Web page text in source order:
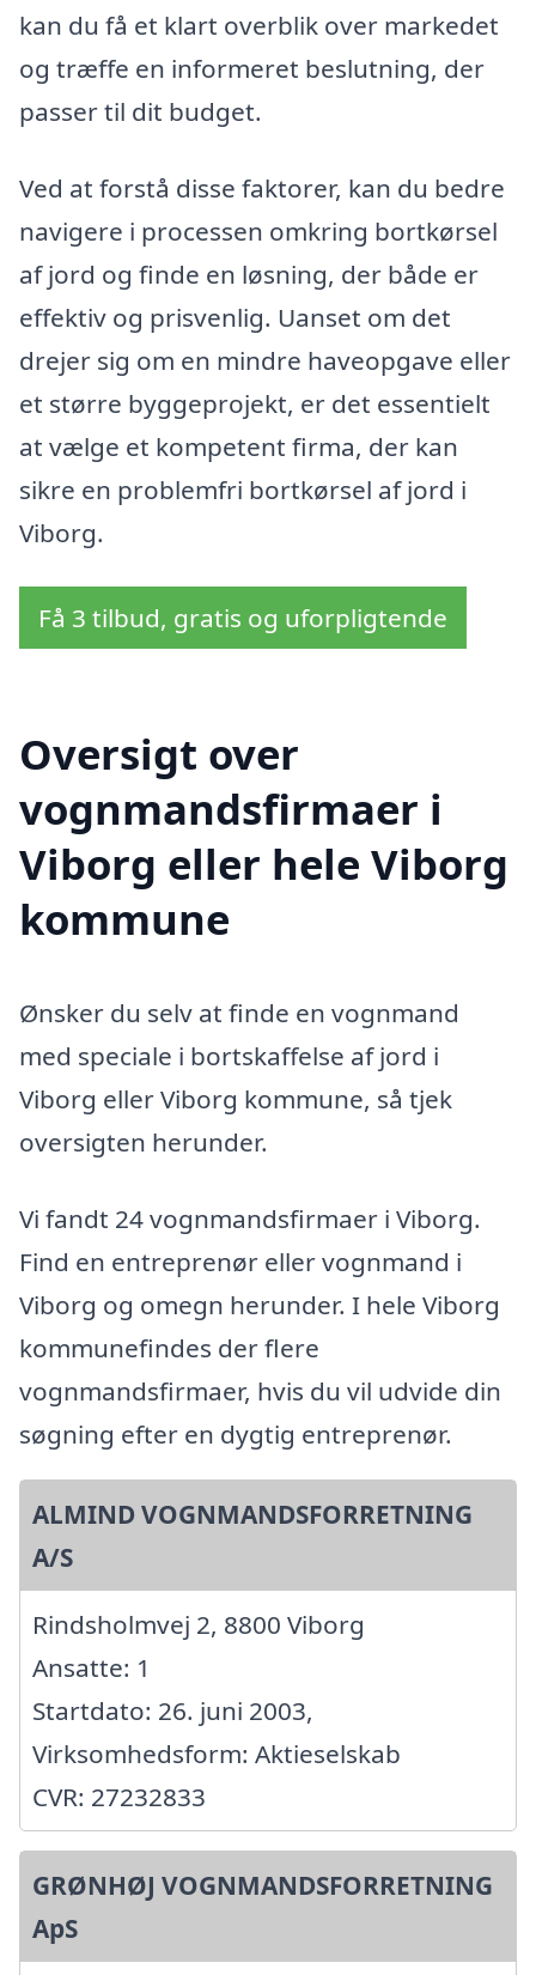
kan du få et klart overblik over markedet
og træffe en informeret beslutning, der
passer til dit budget.
Ved at forstå disse faktorer, kan du bedre
navigere i processen omkring bortkørsel
af jord og finde en løsning, der både er
effektiv og prisvenlig. Uanset om det
drejer sig om en mindre haveopgave eller
et større byggeprojekt, er det essentielt
at vælge et kompetent firma, der kan
sikre en problemfri bortkørsel af jord i
Viborg.
Få 3 tilbud, gratis og uforpligtende
Oversigt over
vognmandsfirmaer i
Viborg eller hele Viborg
kommune
Ønsker du selv at finde en vognmand
med speciale i bortskaffelse af jord i
Viborg eller Viborg kommune, så tjek
oversigten herunder.
Vi fandt 24 vognmandsfirmaer i Viborg.
Find en entreprenør eller vognmand i
Viborg og omegn herunder. I hele Viborg
kommunefindes der flere
vognmandsfirmaer, hvis du vil udvide din
søgning efter en dygtig entreprenør.
ALMIND VOGNMANDSFORRETNING
A/S
Rindsholmvej 2, 8800 Viborg
Ansatte: 1
Startdato: 26. juni 2003,
Virksomhedsform: Aktieselskab
CVR: 27232833
GRØNHØJ VOGNMANDSFORRETNING
ApS